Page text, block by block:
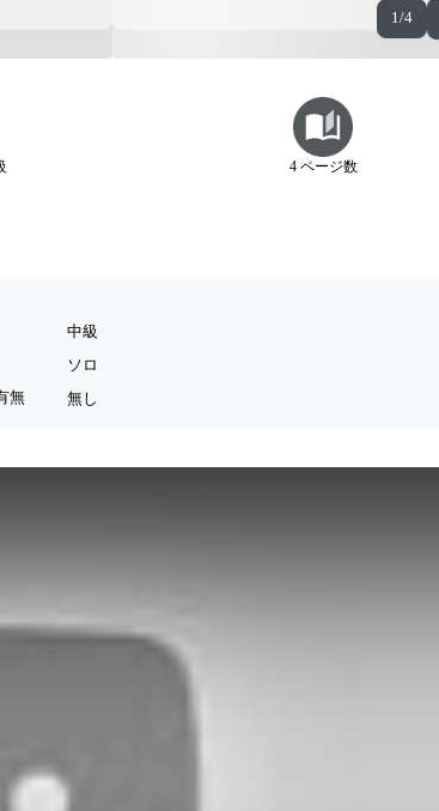
Gnu
1/4
4 ページ数
中級
ソロ
無 無し